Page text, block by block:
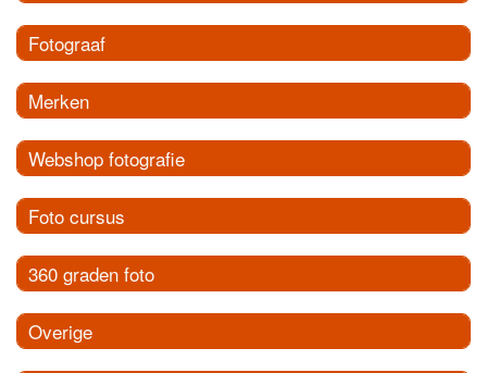
Fotograaf
Merken
Webshop fotografie
Foto cursus
360 graden foto
Overige